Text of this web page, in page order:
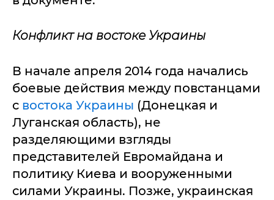
Конфликт на востоке Украины
В начале апреля 2014 года начались
боевые действия между повстанцами
с востока Украины (Донецкая и
Луганская область), не
разделяющими взгляды
представителей Евромайдана и
политику Киева и вооруженными
силами Украины. Позже, украинская